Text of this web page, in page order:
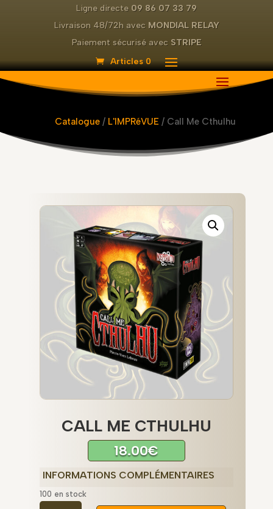
Ligne directe 09 86 07 33 79
Livraison 48/72h avec MONDIAL RELAY
Paiement sécurisé avec STRIPE
Articles 0
Catalogue/ L'IMPRéVUE / Call Me Cthulhu
CALL ME CTHULHU
18.00€
INFORMATIONS COMPLÉMENTAIRES
100 en stock